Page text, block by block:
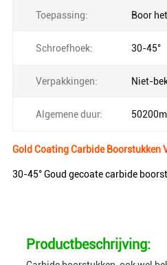
Toepassing: Boor
Schroefhoek: 30-45°
Verpakkingen: Niet-
Algemene duur:
Gold Coating Carbide Boorstukken
30-45° Goud gecoate carbide
Productbeschrijving: